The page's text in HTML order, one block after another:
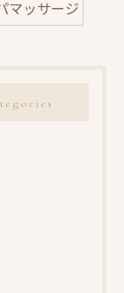
マッサージ